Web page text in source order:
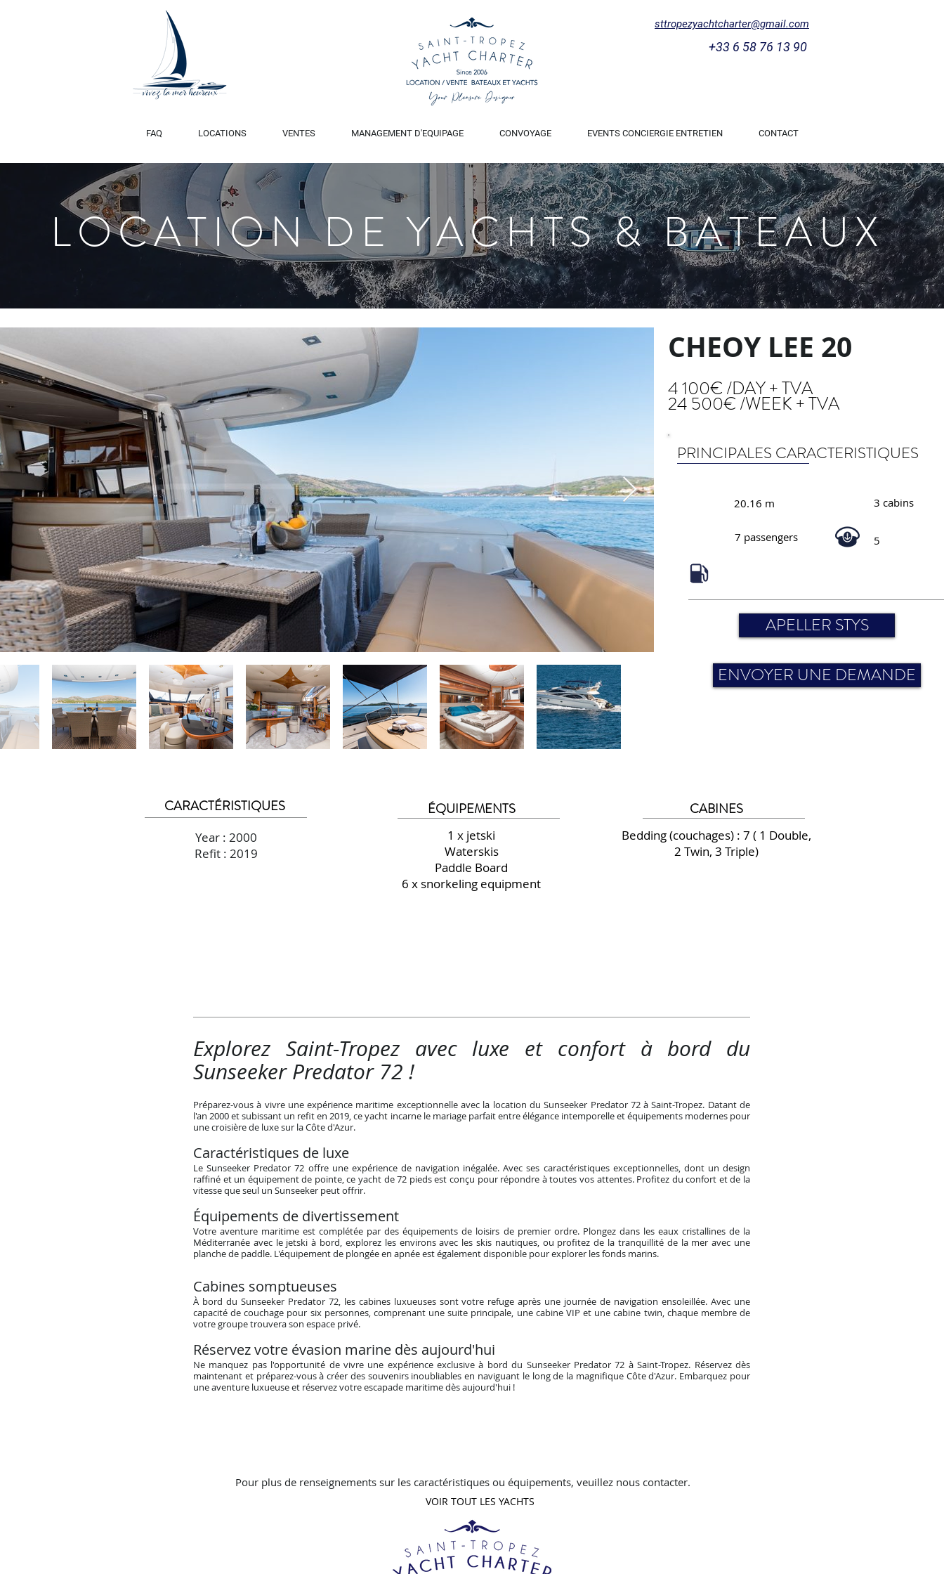
sttropezyachtcharter@gmail.com
+33 6 58 76 13 90
FAQ LOCATIONS VENTES MANAGEMENT D'EQUIPAGE CONVOYAGE EVENTS CONCIERGIE ENTRETIEN CONTACT
CARACTÉRISTIQUES
Year : 2000
Refit : 2019
4 100€ /DAY + TVA
24 500€ /WEEK + TVA
PRINCIPALES CARACTERISTIQUES
20.16 m 3 cabins
7 passengers 5
APELLER STYS
ENVOYER UNE DEMANDE
ÉQUIPEMENTS
1 x jetski
Waterskis
Paddle Board
6 x snorkeling equipment
CABINES
Bedding (couchages) : 7 ( 1 Double,
2 Twin, 3 Triple)
CHEOY LEE 20
LOCATION DE YACHTS & BATEAUX
Explorez Saint-Tropez avec luxe et confort à bord du
Sunseeker Predator 72 !
Préparez-vous à vivre une expérience maritime exceptionnelle avec la location du Sunseeker Predator 72 à Saint-Tropez. Datant de
l'an 2000 et subissant un refit en 2019, ce yacht incarne le mariage parfait entre élégance intemporelle et équipements modernes pour
une croisière de luxe sur la Côte d'Azur.
Caractéristiques de luxe
Le Sunseeker Predator 72 offre une expérience de navigation inégalée. Avec ses caractéristiques exceptionnelles, dont un design
raffiné et un équipement de pointe, ce yacht de 72 pieds est conçu pour répondre à toutes vos attentes. Profitez du confort et de la
vitesse que seul un Sunseeker peut offrir.
Équipements de divertissement
Votre aventure maritime est complétée par des équipements de loisirs de premier ordre. Plongez dans les eaux cristallines de la
Méditerranée avec le jetski à bord, explorez les environs avec les skis nautiques, ou profitez de la tranquillité de la mer avec une
planche de paddle. L'équipement de plongée en apnée est également disponible pour explorer les fonds marins.
Cabines somptueuses
À bord du Sunseeker Predator 72, les cabines luxueuses sont votre refuge après une journée de navigation ensoleillée. Avec une
capacité de couchage pour six personnes, comprenant une suite principale, une cabine VIP et une cabine twin, chaque membre de
votre groupe trouvera son espace privé.
Réservez votre évasion marine dès aujourd'hui
Ne manquez pas l'opportunité de vivre une expérience exclusive à bord du Sunseeker Predator 72 à Saint-Tropez. Réservez dès
maintenant et préparez-vous à créer des souvenirs inoubliables en naviguant le long de la magnifique Côte d'Azur. Embarquez pour
une aventure luxueuse et réservez votre escapade maritime dès aujourd'hui !
Pour plus de renseignements sur les caractéristiques ou équipements, veuillez nous contacter.
VOIR TOUT LES YACHTS